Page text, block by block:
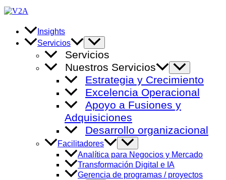
Ir
al
contenido
Insights
Servicios
Alternar
menú
Servicios
Nuestros Servicios
Alternar
menú
Estrategia y Crecimiento
Excelencia Operacional
Apoyo a Fusiones y
Adquisiciones
Desarrollo organizacional
Facilitadores
Alternar
menú
Analítica para Negocios y Mercado
Transformación Digital e IA
Gerencia de programas / proyectos